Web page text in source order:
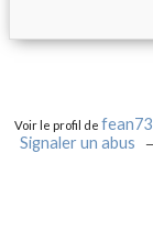
Voir le profil defean73
Signaler un abus